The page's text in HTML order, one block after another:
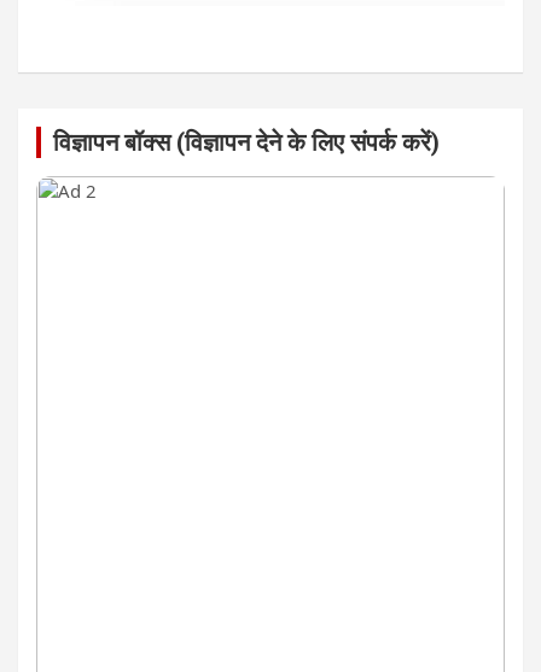
विज्ञापन बॉक्स (विज्ञापन देने के लिए संपर्क करें)